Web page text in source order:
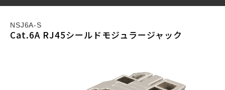
NSJ6A-S
Cat.6A RJ45シールドモジュラージャック